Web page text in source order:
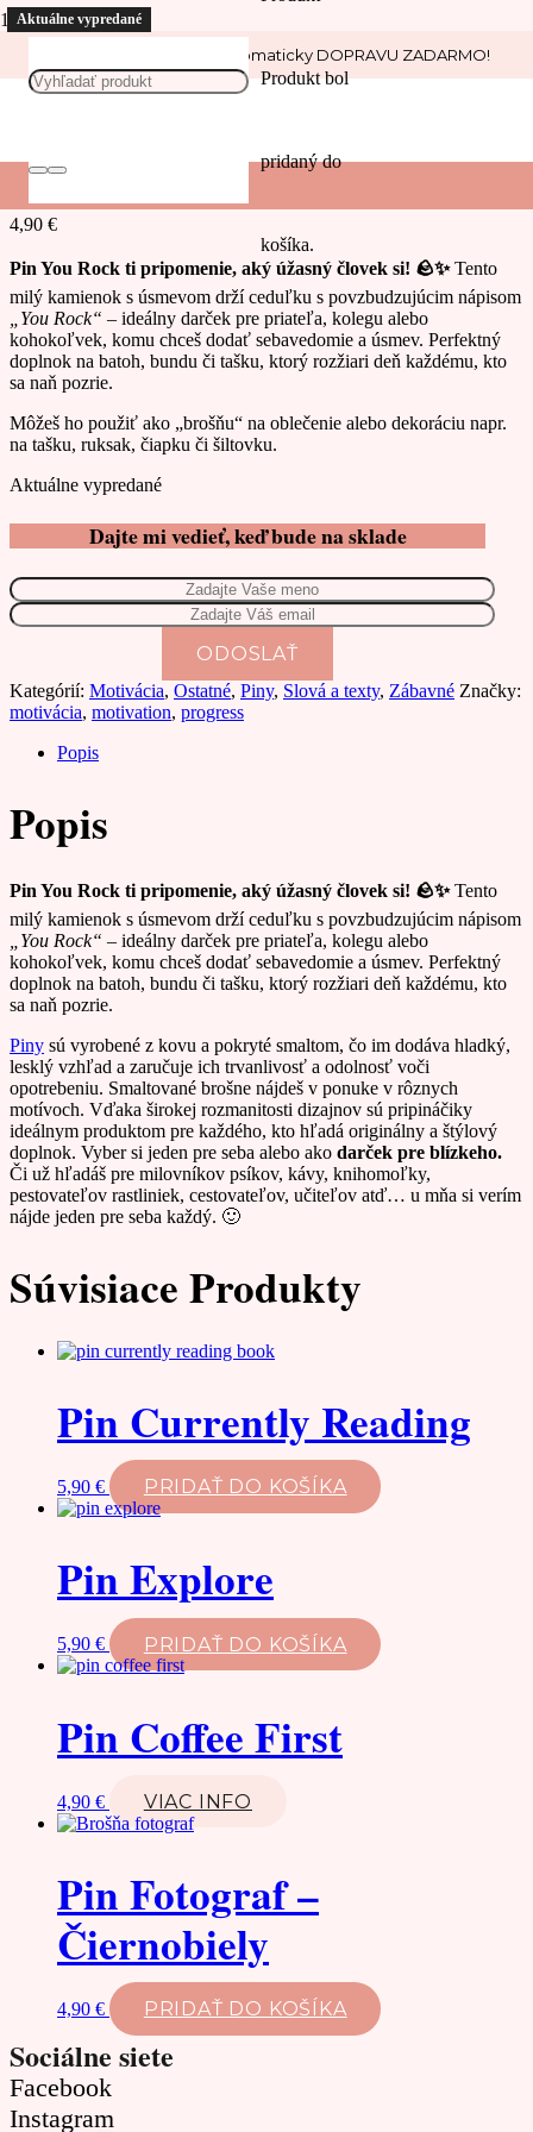
Nakúp nad 30 € a získaj automaticky DOPRAVU ZADARMO!
Produktbol
pridaný do
košíka.
/ Pin You Rock
Pin You Rock
4,90 €
Pin You Rock ti pripomenie, aký úžasný človek si! 🪨✨Tento
milý kamienok s úsmevom drží ceduľku s povzbudzujúcim nápisom
„You Rock“ – ideálny darček pre priateľa, kolegu alebo
kohokoľvek, komu chceš dodať sebavedomie a úsmev. Perfektný
doplnok na batoh, bundu či tašku, ktorý rozžiari deň každému, kto
sa naň pozrie.
Môžeš ho použiť ako „brošňu“ na oblečenie alebo dekoráciu napr.
na tašku, ruksak, čiapku či šiltovku.
Aktuálne vypredané
Dajte mi vedieť, keď bude na sklade
Kategórií: Motivácia, Ostatné, Piny, Slová a texty, Zábavné Značky:
motivácia, motivation, progress
Popis
Popis
Pin You Rock ti pripomenie, aký úžasný človek si! 🪨✨Tento
milý kamienok s úsmevom drží ceduľku s povzbudzujúcim nápisom
„You Rock“ – ideálny darček pre priateľa, kolegu alebo
kohokoľvek, komu chceš dodať sebavedomie a úsmev. Perfektný
doplnok na batoh, bundu či tašku, ktorý rozžiari deň každému, kto
sa naň pozrie.
Piny sú vyrobené z kovu a pokryté smaltom, čo im dodáva hladký,
lesklý vzhľad a zaručuje ich trvanlivosť a odolnosť voči
opotrebeniu. Smaltované brošne nájdeš v ponuke v rôznych
motívoch. Vďaka širokej rozmanitosti dizajnov sú pripináčiky
ideálnym produktom pre každého, kto hľadá originálny a štýlový
doplnok. Vyber si jeden pre seba alebo ako darček pre blízkeho.
Či už hľadáš pre milovníkov psíkov, kávy, knihomoľky,
pestovateľov rastliniek, cestovateľov, učiteľov atď… u mňa si verím
nájde jeden pre seba každý. 🙂
Súvisiace Produkty
Pin Currently Reading
5,90 € PRIDAŤ DO KOŠÍKA
Pin Explore
5,90 € PRIDAŤ DO KOŠÍKA
Pin Coffee First
4,90 € VIAC INFO
Pin Fotograf –
Čiernobiely
4,90 € PRIDAŤ DO KOŠÍKA
Sociálne siete
Facebook
Instagram